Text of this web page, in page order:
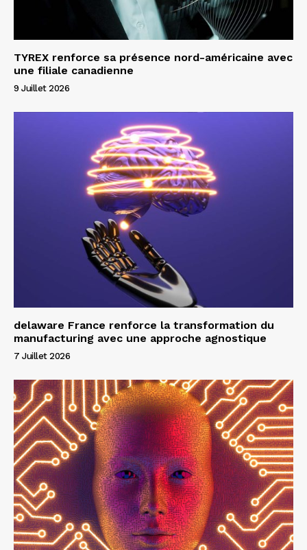
TYREX renforce sa présence nord-américaine avec
une filiale canadienne
9 Juillet 2026
delaware France renforce la transformation du
manufacturing avec une approche agnostique
7 Juillet 2026